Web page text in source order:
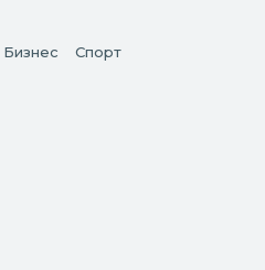
Бизнес Спорт